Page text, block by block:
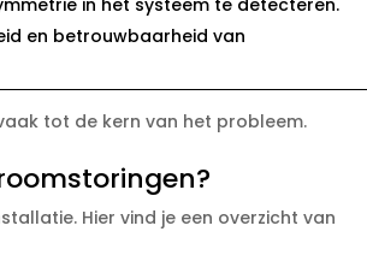
in het systeem te detecteren.​
en betrouwbaarheid van
tot de kern van het probleem.​
Hier vind je een overzicht van